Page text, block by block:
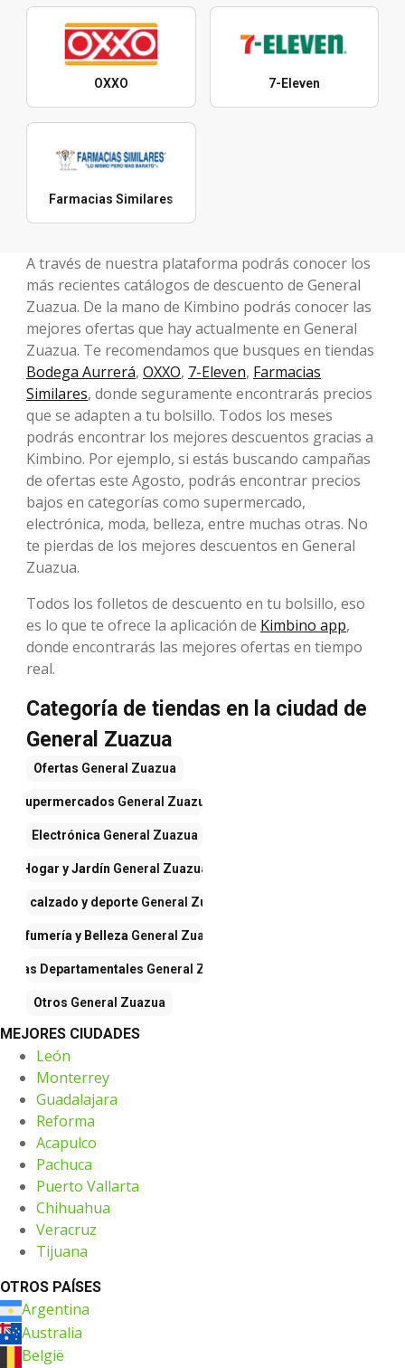
OXXO 7-Eleven
Farmacias Similares
A través de nuestra plataforma podrás conocer los
más recientes catálogos de descuento de General
Zuazua. De la mano de Kimbino podrás conocer las
mejores ofertas que hay actualmente en General
Zuazua. Te recomendamos que busques en tiendas
Bodega Aurrerá, OXXO, 7-Eleven, Farmacias
Similares, donde seguramente encontrarás precios
que se adapten a tu bolsillo. Todos los meses
podrás encontrar los mejores descuentos gracias a
Kimbino. Por ejemplo, si estás buscando campañas
de ofertas este Agosto, podrás encontrar precios
bajos en categorías como supermercado,
electrónica, moda, belleza, entre muchas otras. No
te pierdas de los mejores descuentos en General
Zuazua.
Todos los folletos de descuento en tu bolsillo, eso
es lo que te ofrece la aplicación de Kimbino app,
donde encontrarás las mejores ofertas en tiempo
real.
Categoría de tiendas en la ciudad de
General Zuazua
Ofertas General Zuazua
Supermercados General Zuazua
Electrónica General Zuazua
Hogar y Jardín General Zuazua
calzado y deporte General Zuazua
Perfumería y Belleza General Zuazua
Departamentales General Zuazua
Otros General Zuazua
MEJORES CIUDADES
León
Monterrey
Guadalajara
Reforma
Acapulco
Pachuca
Puerto Vallarta
Chihuahua
Veracruz
Tijuana
OTROS PAÍSES
Argentina
Australia
België